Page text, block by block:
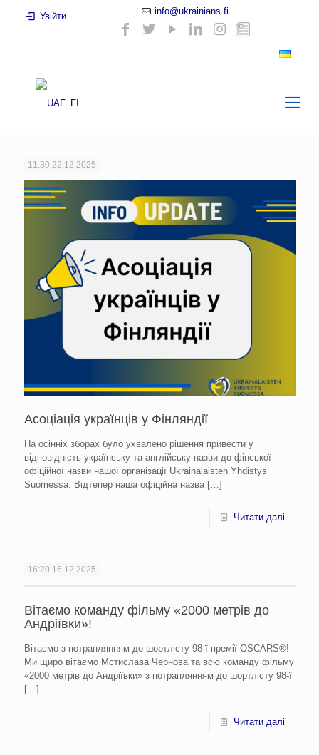
Увійти info@ukrainians.fi
11:30 22.12.2025
Асоціація українців у Фінляндії
На осінніх зборах було ухвалено рішення привести у
відповідність українську та англійську назви до фінської
офіційної назви нашої організації Ukrainalaisten Yhdistys
Suomessa. Відтепер наша офіційна назва[…]
Читати далі
16:20 16.12.2025
Вітаємо команду фільму «2000 метрів до
Андріївки»!
Вітаємо з потраплянням до шортлісту 98-ї премії OSCARS®!
Ми щиро вітаємо Мстислава Чернова та всю команду фільму
«2000 метрів до Андріївки» з потраплянням до шортлісту 98-ї
[…]
Читати далі